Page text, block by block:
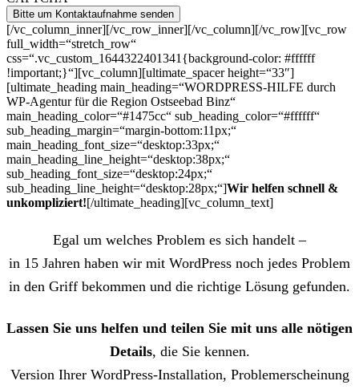
[/vc_column_inner][/vc_row_inner][/vc_column][/vc_row][vc_row
full_width=“stretch_row“
css=“.vc_custom_1644322401341{background-color: #ffffff
!important;}“][vc_column][ultimate_spacer height=“33″]
[ultimate_heading main_heading=“WORDPRESS-HILFE durch
WP-Agentur für die Region Ostseebad Binz“
main_heading_color=“#1475cc“ sub_heading_color=“#ffffff“
sub_heading_margin=“margin-bottom:11px;“
main_heading_font_size=“desktop:33px;“
main_heading_line_height=“desktop:38px;“
sub_heading_font_size=“desktop:24px;“
sub_heading_line_height=“desktop:28px;“]Wir helfen schnell &
unkompliziert![/ultimate_heading][vc_column_text]
Egal um welches Problem es sich handelt –
in 15 Jahren haben wir mit WordPress noch jedes Problem
in den Griff bekommen und die richtige Lösung gefunden.
Lassen Sie uns helfen und teilen Sie mit uns alle nötigen
Details, die Sie kennen.
Version Ihrer WordPress-Installation, Problemerscheinung